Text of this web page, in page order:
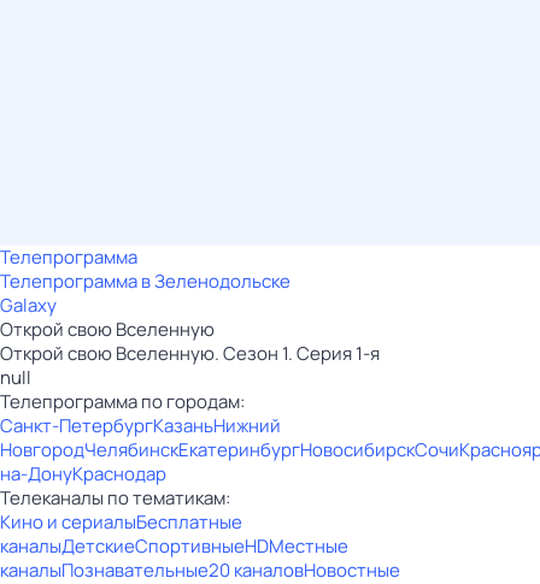
Телепрограмма
Телепрограмма в Зеленодольске
Galaxy
Открой свою Вселенную
Открой свою Вселенную. Сезон 1. Серия 1-я
null
Телепрограмма по городам:
Санкт-ПетербургКазаньНижний
НовгородЧелябинскЕкатеринбургНовосибирскСочи
на-ДонуКраснодар
Телеканалы по тематикам:
Кино и сериалыБесплатные
каналыДетскиеСпортивныеHDМестные
каналыПознавательные20 каналовНовостные